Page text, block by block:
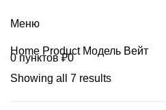
Меню
0пунктов ₽0
Home Product Модель Вейт
Showing all 7 results